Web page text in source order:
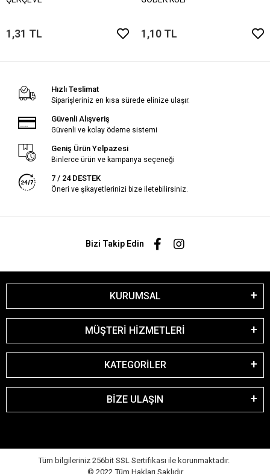
1,31 TL 1,10 TL
Hızlı Teslimat
Siparişleriniz en kısa sürede elinize ulaşır.
Güvenli Alışveriş
Güvenli ve kolay ödeme sistemi
Geniş Ürün Yelpazesi
Binlerce ürün ve kampanya seçeneği
7 / 24 DESTEK
Öneri ve şikayetlerinizi bize iletebilirsiniz.
Bizi Takip Edin
KURUMSAL
MÜŞTERİ HİZMETLERİ
KATEGORİLER
BİZE ULAŞIN
Tüm bilgileriniz 256bit SSL Sertifikası ile korunmaktadır.
© 2022 Tüm Hakları Saklıdır